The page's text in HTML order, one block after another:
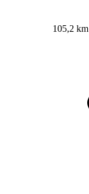
105,2 km